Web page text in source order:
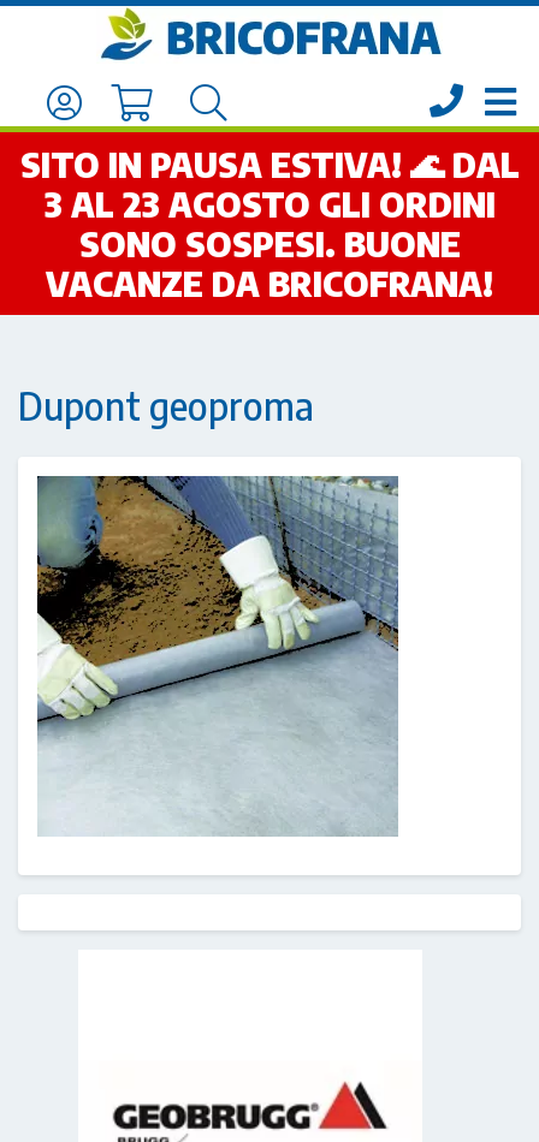
SITO IN PAUSA ESTIVA! 🌊 DAL
3 AL 23 AGOSTO GLI ORDINI
SONO SOSPESI. BUONE
VACANZE DA BRICOFRANA!
Dupont geoproma